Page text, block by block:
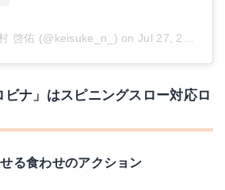
啓佑 (@keisuke_n_) onJul 27, 2018 at 2:33am PDT
ナ」はスピニングスロー対応ロ
る食わせのアクション